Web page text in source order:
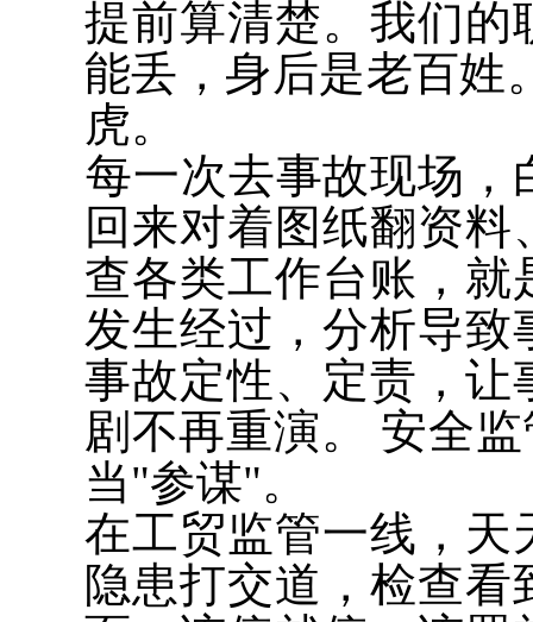
提前算清楚。我们的
能丢，身后是老百姓
虎。
每一次去事故现场
回来对着图纸翻资
查各类工作台账，就
发生经过，分析导致
事故定性、定责，让
剧不再重演。 安全
当"参谋"。
在工贸监管一线，天
隐患打交道，检查